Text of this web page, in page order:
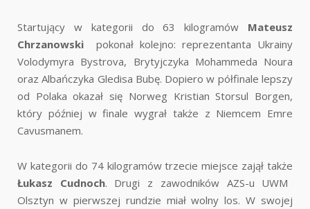
Startujący w kategorii do 63 kilogramów Mateusz
Chrzanowski
pokonał kolejno: reprezentanta Ukrainy
Volodymyra Bystrova, Brytyjczyka Mohammeda Noura
oraz Albańczyka Gledisa Bubę. Dopiero w półfinale lepszy
od Polaka okazał się Norweg Kristian Storsul Borgen,
który później w finale wygrał także z Niemcem Emre
Cavusmanem.
W kategorii do 74 kilogramów trzecie miejsce zajął także
Łukasz Cudnoch. Drugi z zawodników AZS-u UWM
Olsztyn w pierwszej rundzie miał wolny los. W swojej